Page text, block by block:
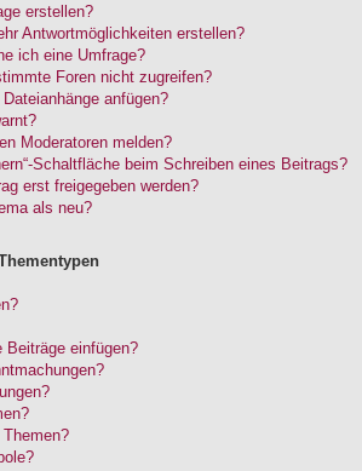
erstellen?
Antwortmöglichkeiten erstellen?
ich eine Umfrage?
Foren nicht zugreifen?
anfügen?
Moderatoren melden?
Schaltfläche beim Schreiben eines Beitrags?
erst freigegeben werden?
als neu?
Beiträge einfügen?